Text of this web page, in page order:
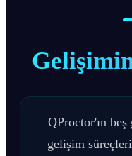
QProctor'ın
gelişim